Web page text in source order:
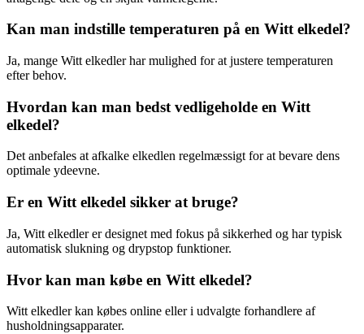
Kan man indstille temperaturen på en Witt elkedel?
Ja, mange Witt elkedler har mulighed for at justere temperaturen
efter behov.
Hvordan kan man bedst vedligeholde en Witt
elkedel?
Det anbefales at afkalke elkedlen regelmæssigt for at bevare dens
optimale ydeevne.
Er en Witt elkedel sikker at bruge?
Ja, Witt elkedler er designet med fokus på sikkerhed og har typisk
automatisk slukning og drypstop funktioner.
Hvor kan man købe en Witt elkedel?
Witt elkedler kan købes online eller i udvalgte forhandlere af
husholdningsapparater.